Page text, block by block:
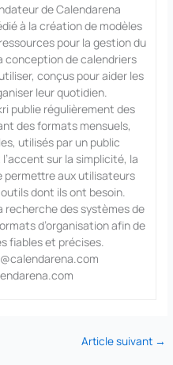
de Calendarena
à la création de modèles
pour la gestion du
conception de calendriers
conçus pour aider les
leur quotidien.
publie régulièrement des
des formats mensuels,
utilisés par un public
sur la simplicité, la
permettre aux utilisateurs
dont ils ont besoin.
recherche des systèmes de
d’organisation afin de
fiables et précises.
Article suivant →